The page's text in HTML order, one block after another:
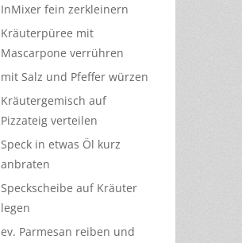
InMixer fein zerkleinern
Kräuterpüree mit
Mascarpone verrühren
mit Salz und Pfeffer würzen
Kräutergemisch auf
Pizzateig verteilen
Speck in etwas Öl kurz
anbraten
Speckscheibe auf Kräuter
legen
ev. Parmesan reiben und